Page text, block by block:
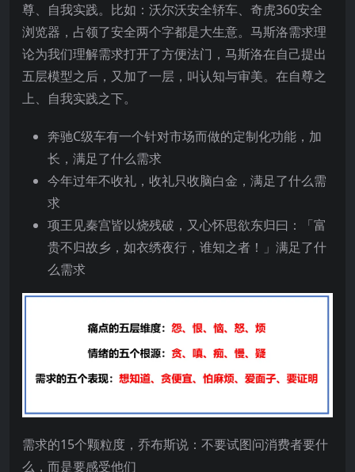
尊、自我实践。比如：沃尔沃安全轿车、奇虎360安全
浏览器，占领了安全两个字都是大生意。马斯洛需求理
论为我们理解需求打开了方便法门，马斯洛在自己提出
五层模型之后，又加了一层，叫认知与审美。在自尊之
上、自我实践之下。
奔驰C级车有一个针对市场而做的定制化功能，加
长，满足了什么需求
今年过年不收礼，收礼只收脑白金，满足了什么需
求
项王见秦宫皆以烧残破，又心怀思欲东归曰：「富
贵不归故乡，如衣绣夜行，谁知之者！」满足了什
么需求
需求的15个颗粒度，乔布斯说：不要试图问消费者要什
么，而是要感受他们